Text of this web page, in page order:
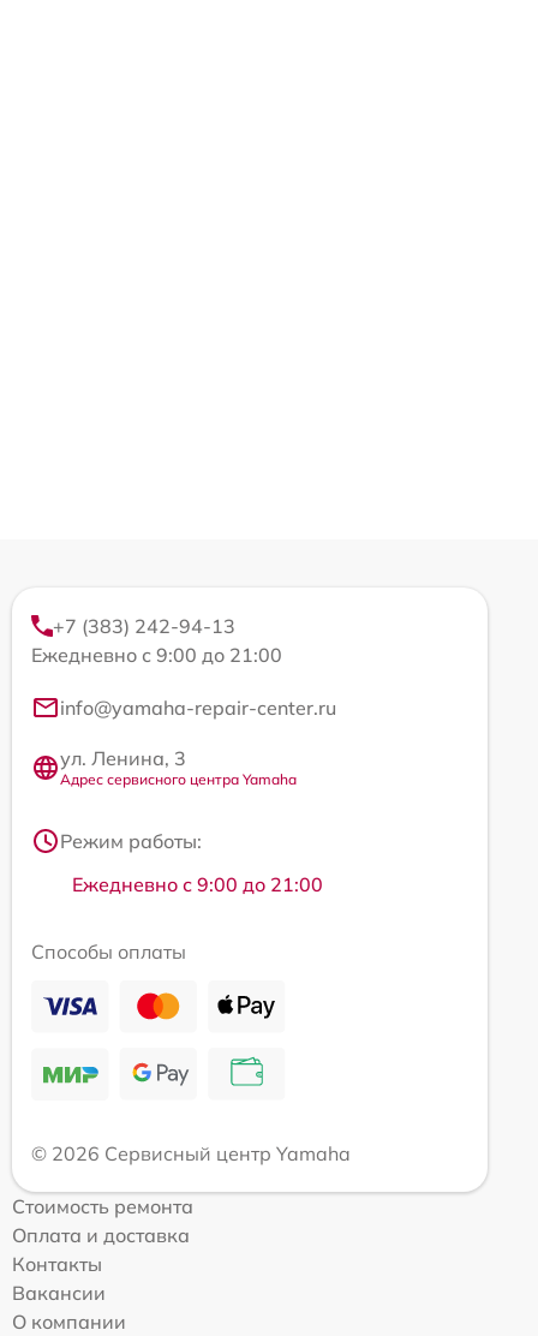
+7 (383) 242-94-13
Ежедневно с 9:00 до 21:00
info@yamaha-repair-center.ru
ул. Ленина, 3
Адрес сервисного центра Yamaha
Режим работы:
Ежедневно с 9:00 до 21:00
Способы оплаты
© 2026 Сервисный центр Yamaha
Стоимость ремонта
Оплата и доставка
Контакты
Вакансии
О компании